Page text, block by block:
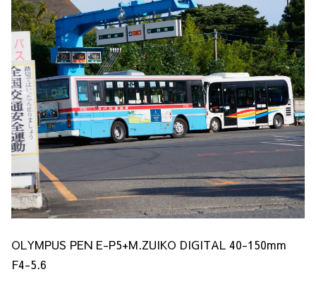
OLYMPUS PEN E-P5+M.ZUIKO DIGITAL 40-150mm
F4-5.6